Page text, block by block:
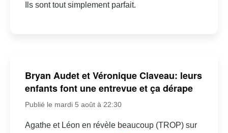
Ils sont tout simplement parfait.
Bryan Audet et Véronique Claveau: leurs
enfants font une entrevue et ça dérape
Publié le mardi 5 août à 22:30
Agathe et Léon en révèle beaucoup (TROP) sur